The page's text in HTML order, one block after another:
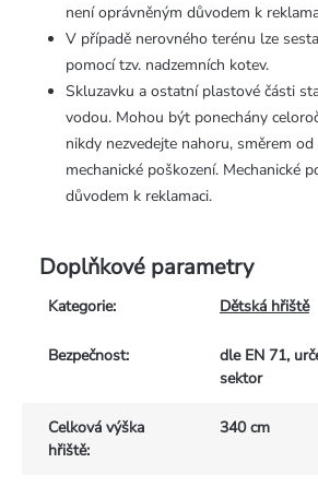
není oprávněným důvodem k
V případě nerovného terénu lze
pomocí tzv. nadzemních kotev.
Skluzavku a ostatní plastové části
vodou. Mohou být ponechány
nikdy nezvedejte nahoru, směrem od
mechanické poškození. Mechanické
důvodem k reklamaci.
Doplňkové parametry
Kategorie: Dětská hřiště
Bezpečnost:
dle EN 71,
sektor
Celková výška
hřiště:
340 cm